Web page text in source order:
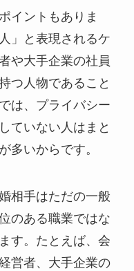
イントもありま
」と表現されるケ
や大手企業の社員
つ人物であること
は、プライバシー
ていない人はまと
多いからです。
相手はただの一般
のある職業ではな
す。たとえば、会
営者、大手企業の